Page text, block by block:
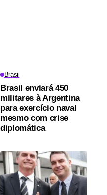
Brasil
Brasil enviará 450
militares à Argentina
para exercício naval
mesmo com crise
diplomática